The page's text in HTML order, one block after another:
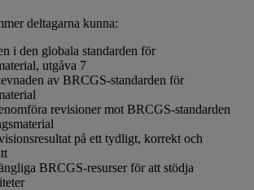
deltagarna kunna:
i den globala standarden för
utgåva 7
av BRCGS-standarden för
revisioner mot BRCGS-standarden
på ett tydligt, korrekt och
BRCGS-resurser för att stödja